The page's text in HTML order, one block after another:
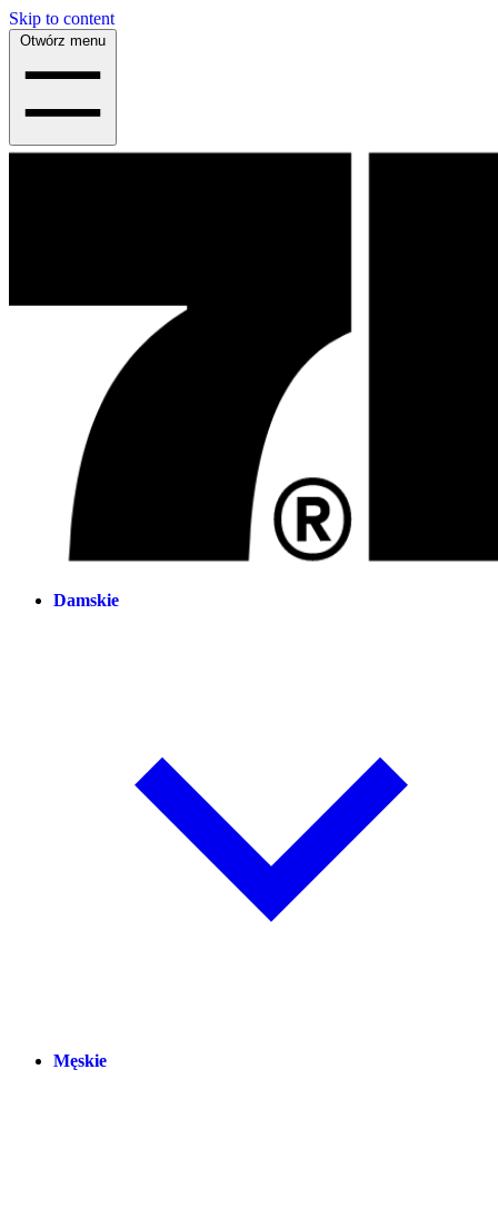
Skip to content
Otwórz menu
Damskie
Męskie